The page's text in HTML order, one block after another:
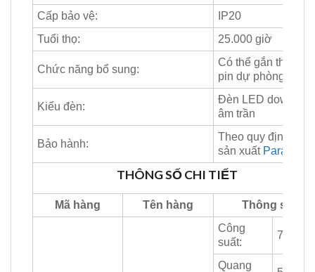
Cấp bảo vệ:
IP20
Tuổi thọ:
25.000 giờ
Chức năng bổ sung:
Có thể gắn thêm
pin dự phòng
Kiểu đèn:
Đèn LED downlight
âm trần
Bảo hành:
Theo quy định nhà
sản xuất Paragon
THÔNG SỐ CHI TIẾT
Mã hàng Tên hàng Thông số
Công
suất:
7W
Quang